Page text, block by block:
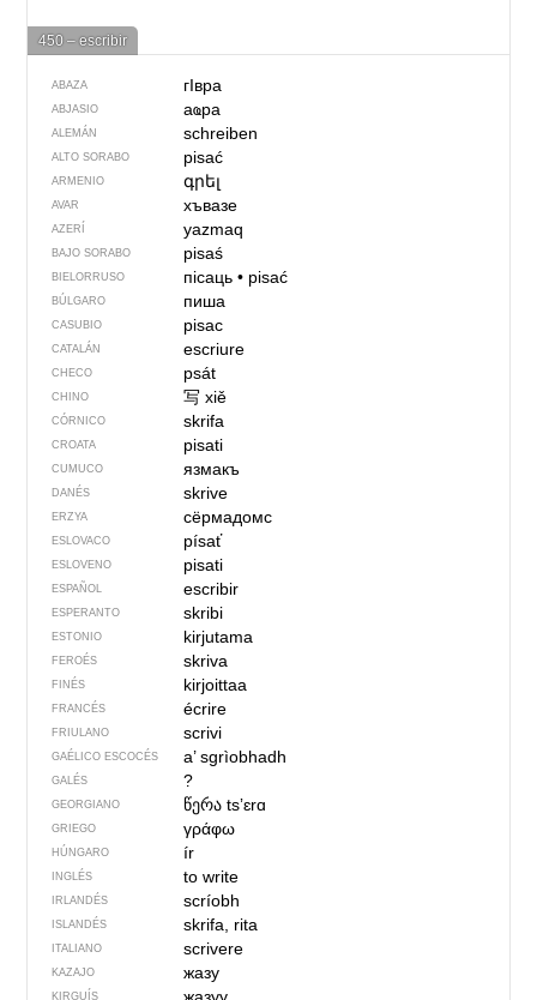
450 – escribir
ABAZA гIвра
ABJASIO аҩра
ALEMÁN schreiben
ALTO SORABO pisać
ARMENIO գրել
AVAR хъвазе
AZERÍ yazmaq
BAJO SORABO pisaś
BIELORRUSO пісаць• pisać
BÚLGARO пиша
CASUBIO pisac
CATALÁN escriure
CHECO psát
CHINO 写xiě
CÓRNICO skrifa
CROATA pisati
CUMUCO язмакъ
DANÉS skrive
ERZYA сёрмадомс
ESLOVACO písať
ESLOVENO pisati
ESPAÑOL escribir
ESPERANTO skribi
ESTONIO kirjutama
FEROÉS skriva
FINÉS kirjoittaa
FRANCÉS écrire
FRIULANO scrivi
GAÉLICO ESCOCÉS a’ sgrìobhadh
GALÉS ?
GEORGIANO წერაtsʼɛrɑ
GRIEGO γράφω
HÚNGARO ír
INGLÉS to write
IRLANDÉS scríobh
ISLANDÉS skrifa, rita
ITALIANO scrivere
KAZAJO жазу
KIRGUÍS